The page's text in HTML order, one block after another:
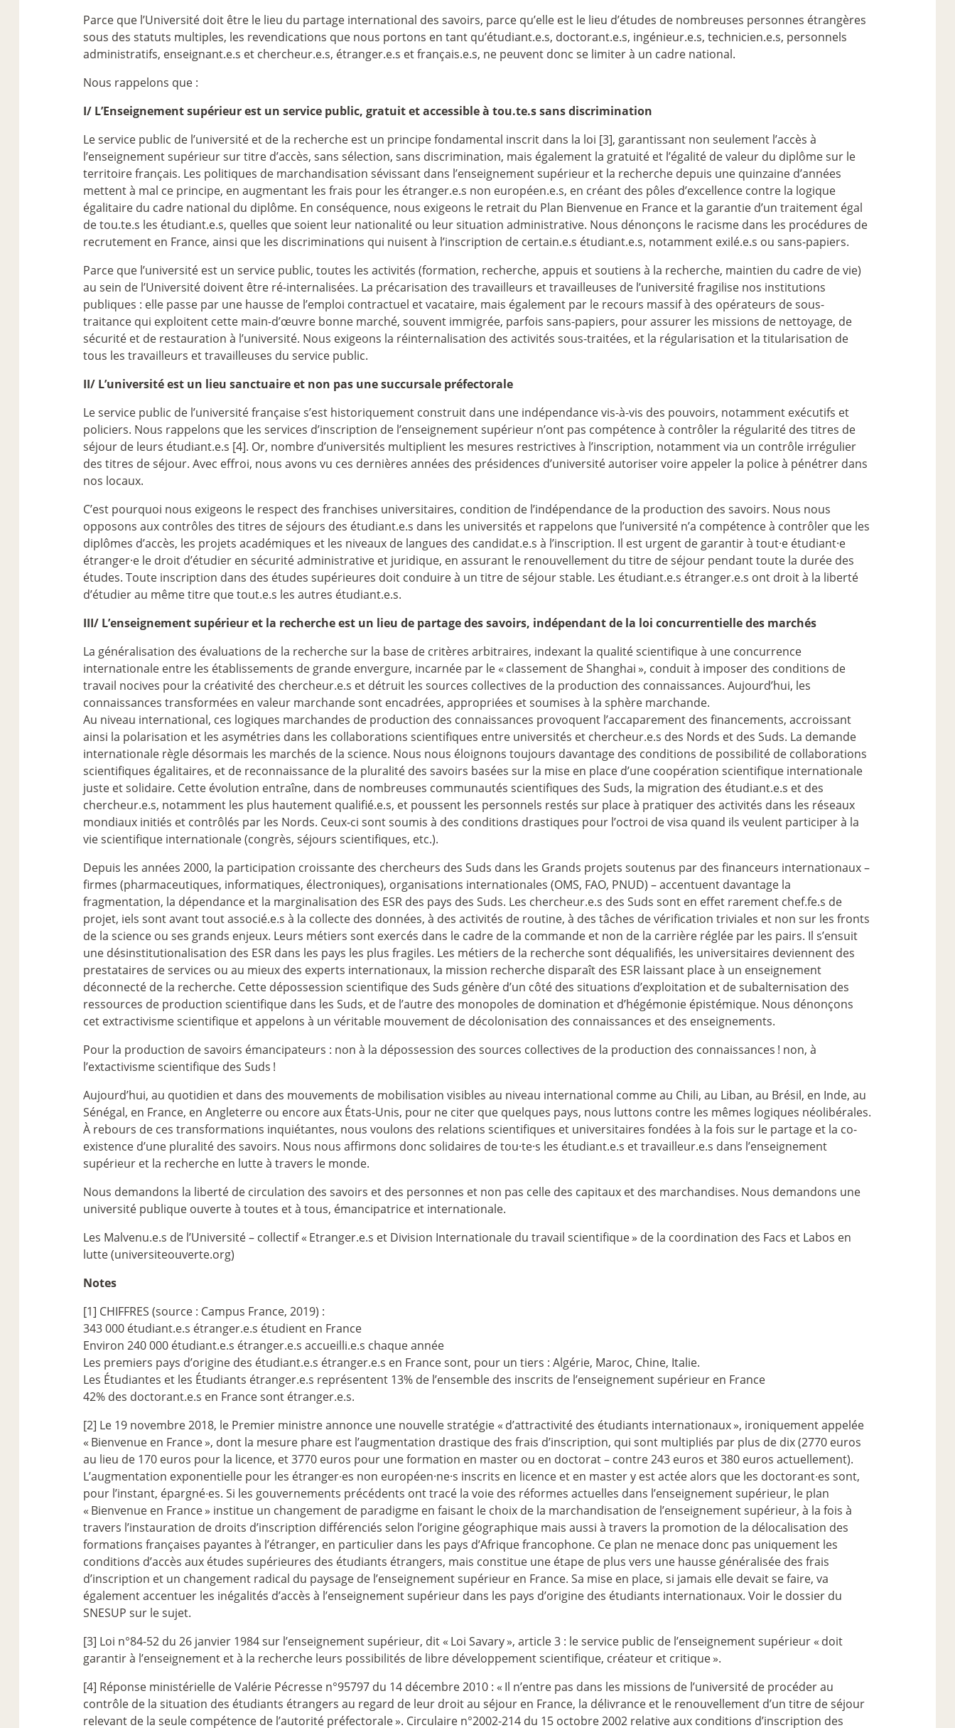
Parce que l’Université doit être le lieu du partage international des savoirs, parce qu’elle est le lieu d’études de nombreuses personnes étrangères
sous des statuts multiples, les revendications que nous portons en tant qu’étudiant.e.s, doctorant.e.s, ingénieur.e.s, technicien.e.s, personnels
administratifs, enseignant.e.s et chercheur.e.s, étranger.e.s et français.e.s, ne peuvent donc se limiter à un cadre national.
Nous rappelons que :
I/ L’Enseignement supérieur est un service public, gratuit et accessible à tou.te.s sans discrimination
Le service public de l’université et de la recherche est un principe fondamental inscrit dans la loi [3], garantissant non seulement l’accès à
l’enseignement supérieur sur titre d’accès, sans sélection, sans discrimination, mais également la gratuité et l’égalité de valeur du diplôme sur le
territoire français. Les politiques de marchandisation sévissant dans l’enseignement supérieur et la recherche depuis une quinzaine d’années
mettent à mal ce principe, en augmentant les frais pour les étranger.e.s non européen.e.s, en créant des pôles d’excellence contre la logique
égalitaire du cadre national du diplôme. En conséquence, nous exigeons le retrait du Plan Bienvenue en France et la garantie d’un traitement égal
de tou.te.s les étudiant.e.s, quelles que soient leur nationalité ou leur situation administrative. Nous dénonçons le racisme dans les procédures de
recrutement en France, ainsi que les discriminations qui nuisent à l’inscription de certain.e.s étudiant.e.s, notamment exilé.e.s ou sans-papiers.
Parce que l’université est un service public, toutes les activités (formation, recherche, appuis et soutiens à la recherche, maintien du cadre de vie)
au sein de l’Université doivent être ré-internalisées. La précarisation des travailleurs et travailleuses de l’université fragilise nos institutions
publiques : elle passe par une hausse de l’emploi contractuel et vacataire, mais également par le recours massif à des opérateurs de sous-
traitance qui exploitent cette main-d’œuvre bonne marché, souvent immigrée, parfois sans-papiers, pour assurer les missions de nettoyage, de
sécurité et de restauration à l’université. Nous exigeons la réinternalisation des activités sous-traitées, et la régularisation et la titularisation de
tous les travailleurs et travailleuses du service public.
II/ L’université est un lieu sanctuaire et non pas une succursale préfectorale
Le service public de l’université française s’est historiquement construit dans une indépendance vis-à-vis des pouvoirs, notamment exécutifs et
policiers. Nous rappelons que les services d’inscription de l’enseignement supérieur n’ont pas compétence à contrôler la régularité des titres de
séjour de leurs étudiant.e.s [4]. Or, nombre d’universités multiplient les mesures restrictives à l’inscription, notamment via un contrôle irrégulier
des titres de séjour. Avec effroi, nous avons vu ces dernières années des présidences d’université autoriser voire appeler la police à pénétrer dans
nos locaux.
C’est pourquoi nous exigeons le respect des franchises universitaires, condition de l’indépendance de la production des savoirs. Nous nous
opposons aux contrôles des titres de séjours des étudiant.e.s dans les universités et rappelons que l’université n’a compétence à contrôler que les
diplômes d’accès, les projets académiques et les niveaux de langues des candidat.e.s à l’inscription. Il est urgent de garantir à tout·e étudiant·e
étranger·e le droit d’étudier en sécurité administrative et juridique, en assurant le renouvellement du titre de séjour pendant toute la durée des
études. Toute inscription dans des études supérieures doit conduire à un titre de séjour stable. Les étudiant.e.s étranger.e.s ont droit à la liberté
d’étudier au même titre que tout.e.s les autres étudiant.e.s.
III/ L’enseignement supérieur et la recherche est un lieu de partage des savoirs, indépendant de la loi concurrentielle des marchés
La généralisation des évaluations de la recherche sur la base de critères arbitraires, indexant la qualité scientifique à une concurrence
internationale entre les établissements de grande envergure, incarnée par le « classement de Shanghai», conduit à imposer des conditions de
travail nocives pour la créativité des chercheur.e.s et détruit les sources collectives de la production des connaissances. Aujourd’hui, les
connaissances transformées en valeur marchande sont encadrées, appropriées et soumises à la sphère marchande.
Au niveau international, ces logiques marchandes de production des connaissances provoquent l’accaparement des financements, accroissant
ainsi la polarisation et les asymétries dans les collaborations scientifiques entre universités et chercheur.e.s des Nords et des Suds. La demande
internationale règle désormais les marchés de la science. Nous nous éloignons toujours davantage des conditions de possibilité de collaborations
scientifiques égalitaires, et de reconnaissance de la pluralité des savoirs basées sur la mise en place d’une coopération scientifique internationale
juste et solidaire. Cette évolution entraîne, dans de nombreuses communautés scientifiques des Suds, la migration des étudiant.e.s et des
chercheur.e.s, notamment les plus hautement qualifié.e.s, et poussent les personnels restés sur place à pratiquer des activités dans les réseaux
mondiaux initiés et contrôlés par les Nords. Ceux-ci sont soumis à des conditions drastiques pour l’octroi de visa quand ils veulent participer à la
vie scientifique internationale (congrès, séjours scientifiques, etc.).
Depuis les années 2000, la participation croissante des chercheurs des Suds dans les Grands projets soutenus par des financeurs internationaux –
firmes (pharmaceutiques, informatiques, électroniques), organisations internationales (OMS, FAO, PNUD) – accentuent davantage la
fragmentation, la dépendance et la marginalisation des ESR des pays des Suds. Les chercheur.e.s des Suds sont en effet rarement chef.fe.s de
projet, iels sont avant tout associé.e.s à la collecte des données, à des activités de routine, à des tâches de vérification triviales et non sur les fronts
de la science ou ses grands enjeux. Leurs métiers sont exercés dans le cadre de la commande et non de la carrière réglée par les pairs. Il s’ensuit
une désinstitutionalisation des ESR dans les pays les plus fragiles. Les métiers de la recherche sont déqualifiés, les universitaires deviennent des
prestataires de services ou au mieux des experts internationaux, la mission recherche disparaît des ESR laissant place à un enseignement
déconnecté de la recherche. Cette dépossession scientifique des Suds génère d’un côté des situations d’exploitation et de subalternisation des
ressources de production scientifique dans les Suds, et de l’autre des monopoles de domination et d’hégémonie épistémique. Nous dénonçons
cet extractivisme scientifique et appelons à un véritable mouvement de décolonisation des connaissances et des enseignements.
Pour la production de savoirs émancipateurs : non à la dépossession des sources collectives de la production des connaissances ! non, à
l’extactivisme scientifique des Suds !
Aujourd’hui, au quotidien et dans des mouvements de mobilisation visibles au niveau international comme au Chili, au Liban, au Brésil, en Inde, au
Sénégal, en France, en Angleterre ou encore aux États-Unis, pour ne citer que quelques pays, nous luttons contre les mêmes logiques néolibérales.
À rebours de ces transformations inquiétantes, nous voulons des relations scientifiques et universitaires fondées à la fois sur le partage et la co-
existence d’une pluralité des savoirs. Nous nous affirmons donc solidaires de tou·te·s les étudiant.e.s et travailleur.e.s dans l’enseignement
supérieur et la recherche en lutte à travers le monde.
Nous demandons la liberté de circulation des savoirs et des personnes et non pas celle des capitaux et des marchandises. Nous demandons une
université publique ouverte à toutes et à tous, émancipatrice et internationale.
Les Malvenu.e.s de l’Université – collectif « Etranger.e.s et Division Internationale du travail scientifique» de la coordination des Facs et Labos en
lutte (universiteouverte.org)
Notes
[1] CHIFFRES (source : Campus France, 2019) :
343 000 étudiant.e.s étranger.e.s étudient en France
Environ 240 000 étudiant.e.s étranger.e.s accueilli.e.s chaque année
Les premiers pays d’origine des étudiant.e.s étranger.e.s en France sont, pour un tiers : Algérie, Maroc, Chine, Italie.
Les Étudiantes et les Étudiants étranger.e.s représentent 13% de l’ensemble des inscrits de l’enseignement supérieur en France
42% des doctorant.e.s en France sont étranger.e.s.
[2] Le 19 novembre 2018, le Premier ministre annonce une nouvelle stratégie « d’attractivité des étudiants internationaux», ironiquement appelée
« Bienvenue en France», dont la mesure phare est l’augmentation drastique des frais d’inscription, qui sont multipliés par plus de dix (2770 euros
au lieu de 170 euros pour la licence, et 3770 euros pour une formation en master ou en doctorat – contre 243 euros et 380 euros actuellement).
L’augmentation exponentielle pour les étranger∙es non européen·ne·s inscrits en licence et en master y est actée alors que les doctorant∙es sont,
pour l’instant, épargné∙es. Si les gouvernements précédents ont tracé la voie des réformes actuelles dans l’enseignement supérieur, le plan
« Bienvenue en France» institue un changement de paradigme en faisant le choix de la marchandisation de l’enseignement supérieur, à la fois à
travers l’instauration de droits d’inscription différenciés selon l’origine géographique mais aussi à travers la promotion de la délocalisation des
formations françaises payantes à l’étranger, en particulier dans les pays d’Afrique francophone. Ce plan ne menace donc pas uniquement les
conditions d’accès aux études supérieures des étudiants étrangers, mais constitue une étape de plus vers une hausse généralisée des frais
d’inscription et un changement radical du paysage de l’enseignement supérieur en France. Sa mise en place, si jamais elle devait se faire, va
également accentuer les inégalités d’accès à l’enseignement supérieur dans les pays d’origine des étudiants internationaux. Voir le dossier du
SNESUP sur le sujet.
[3] Loi n°84-52 du 26 janvier 1984 sur l’enseignement supérieur, dit « Loi Savary», article 3 : le service public de l’enseignement supérieur « doit
garantir à l’enseignement et à la recherche leurs possibilités de libre développement scientifique, créateur et critique».
[4] Réponse ministérielle de Valérie Pécresse n°95797 du 14 décembre 2010 : « Il n’entre pas dans les missions de l’université de procéder au
contrôle de la situation des étudiants étrangers au regard de leur droit au séjour en France, la délivrance et le renouvellement d’un titre de séjour
relevant de la seule compétence de l’autorité préfectorale». Circulaire n°2002-214 du 15 octobre 2002 relative aux conditions d’inscription des